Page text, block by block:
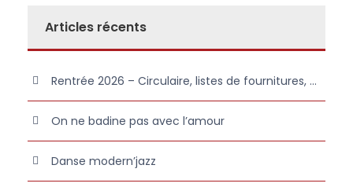
Articles récents
Rentrée 2026 – Circulaire, listes de fournitures, …
On ne badine pas avec l’amour
Danse modern’jazz